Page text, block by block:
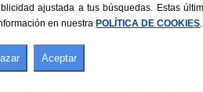
12+3 pers.
35 €
ajustada a tus búsquedas. Estas
en nuestra POLÍTICA DE COOKIES.